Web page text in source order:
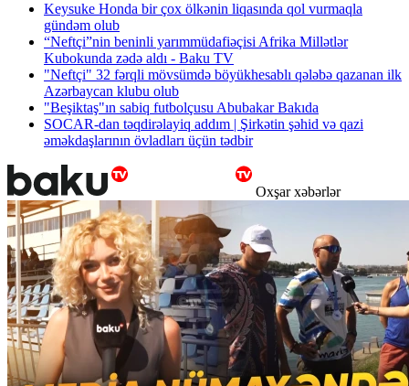
Keysuke Honda bir çox ölkənin liqasında qol vurmaqla
gündəm olub
“Neftçi”nin beninli yarımmüdafiəçisi Afrika Millətlər
Kubokunda zədə aldı - Baku TV
"Neftçi" 32 fərqli mövsümdə böyükhesablı qələbə qazanan ilk
Azərbaycan klubu olub
"Beşiktaş"ın sabiq futbolçusu Abubakar Bakıda
SOCAR-dan təqdirəlayiq addım | Şirkətin şəhid və qazi
əməkdaşlarının övladları üçün tədbir
Oxşar xəbərlər